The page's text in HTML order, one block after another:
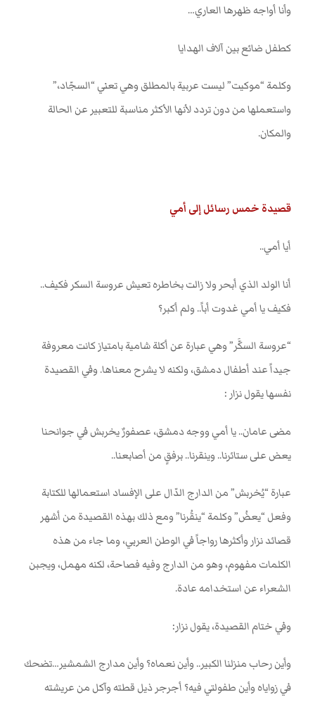
وأنا أواجه ظهرها العاري…
كطفل ضائع بين آلاف الهدايا
وكلمة “موكيت” ليست عربية بالمطلق وهي تعني “السجّاد،”
واستعملها من دون تردد لأنها الأكثر مناسبة للتعبير عن الحالة
والمكان.
قصيدة خمس رسائل إلى أمي
أيا أمي..
أنا الولد الذي أبحر ولا زالت بخاطره تعيش عروسة السكر فكيف..
فكيف يا أمي غدوت أباً.. ولم أكبر؟
“عروسة السكَّر” وهي عبارة عن أكلة شامية بامتياز كانت معروفة
جيداً عند أطفال دمشق، ولكنه لا يشرح معناها. وفي القصيدة
نفسها يقول نزار :
مضى عامان.. يا أمي ووجه دمشق، عصفورٌ يخربش في جوانحنا
يعض على ستائرنا.. وينقرنا.. برفقٍ من أصابعنا..
عبارة “يُخربش” من الدارج الدّال على الإفساد استعمالها للكتابة
وفعل “يعضُ” وكلمة “ينقُرنا” ومع ذلك بهذه القصيدة من أشهر
قصائد نزار وأكثرها رواجاً في الوطن العربي، وما جاء من هذه
الكلمات مفهوم، وهو من الدارج وفيه فصاحة، لكنه مهمل، ويجبن
الشعراء عن استخدامه عادة.
وفي ختام القصيدة، يقول نزار:
وأين رحاب منزلنا الكبير.. وأين نعماه؟ وأين مدارج الشمشير…تضحك
في زواياه وأين طفولتي فيه؟ أجرجر ذيل قطته وآكل من عريشته